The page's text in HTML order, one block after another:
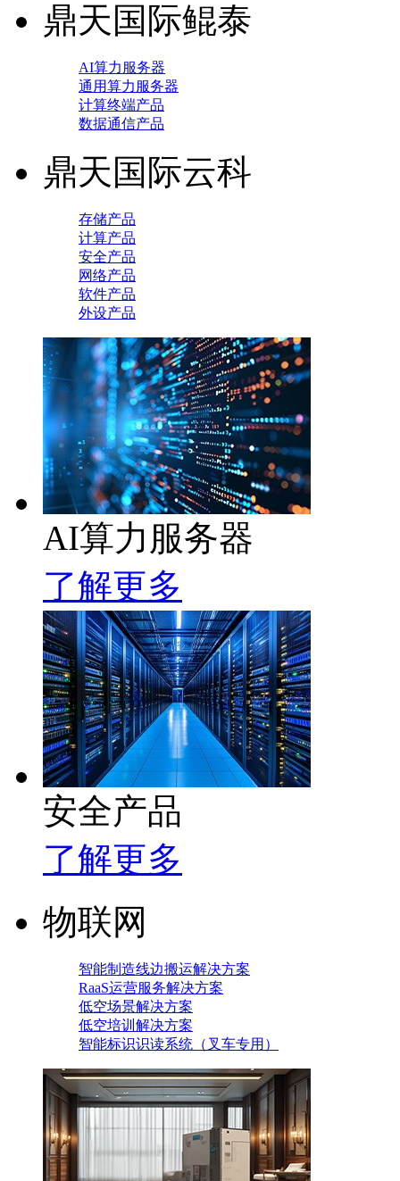
鼎天国际鲲泰
AI算力服务器
通用算力服务器
计算终端产品
数据通信产品
鼎天国际云科
存储产品
计算产品
安全产品
网络产品
软件产品
外设产品
AI算力服务器
了解更多
安全产品
了解更多
物联网
智能制造线边搬运解决方案
RaaS运营服务解决方案
低空场景解决方案
低空培训解决方案
智能标识识读系统（叉车专用）